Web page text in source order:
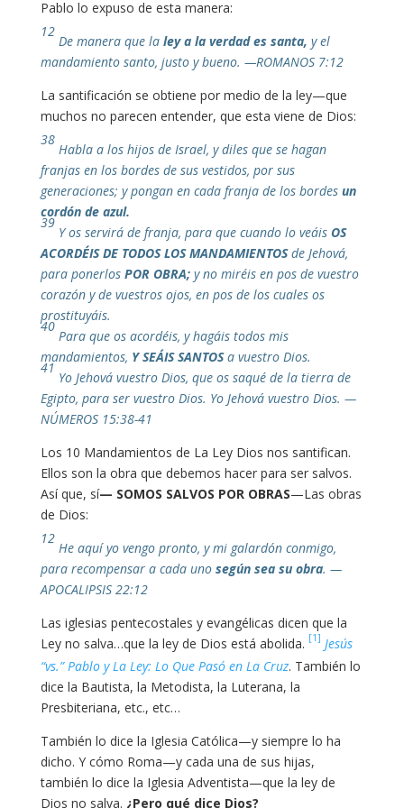
Pablo lo expuso de esta manera:
12
De manera que la ley a la verdad es santa, y el
mandamiento santo, justo y bueno. —ROMANOS 7:12
La santificación se obtiene por medio de la ley—que
muchos no parecen entender, que esta viene de Dios:
38
Habla a los hijos de Israel, y diles que se hagan
franjas en los bordes de sus vestidos, por sus
generaciones; y pongan en cada franja de los bordes un
cordón de azul.
39
Y os servirá de franja, para que cuando lo veáis OS
ACORDÉIS DE TODOS LOS MANDAMIENTOSde Jehová,
para ponerlos POR OBRA;y no miréis en pos de vuestro
corazón y de vuestros ojos, en pos de los cuales os
prostituyáis.
40
Para que os acordéis, y hagáis todos mis
mandamientos, Y SEÁIS SANTOSa vuestro Dios.
41
Yo Jehová vuestro Dios, que os saqué de la tierra de
Egipto, para ser vuestro Dios. Yo Jehová vuestro Dios. —
NÚMEROS 15:38‭-‬41
Los 10 Mandamientos de La Ley Dios nos santifican.
Ellos son la obra que debemos hacer para ser salvos.
Así que, sí— SOMOS SALVOS POR OBRAS—Las obras
de Dios:
12
He aquí yo vengo pronto, y mi galardón conmigo,
para recompensar a cada uno según sea su obra. —
APOCALIPSIS 22:12
Las iglesias pentecostales y evangélicas dicen que la
Ley no salva…que la ley de Dios está abolida. [1] Jesús
“vs.” Pablo y La Ley: Lo Que Pasó en La Cruz. También lo
dice la Bautista, la Metodista, la Luterana, la
Presbiteriana, etc., etc…
También lo dice la Iglesia Católica—y siempre lo ha
dicho. Y cómo Roma—y cada una de sus hijas,
también lo dice la Iglesia Adventista—que la ley de
Dios no salva. ¿Pero qué dice Dios?